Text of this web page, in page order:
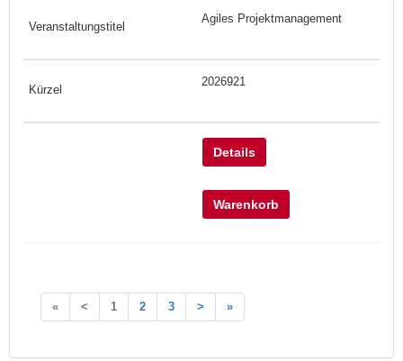
Agiles Projektmanagement
2026921
Details
Warenkorb
« < 1 2 3 > »